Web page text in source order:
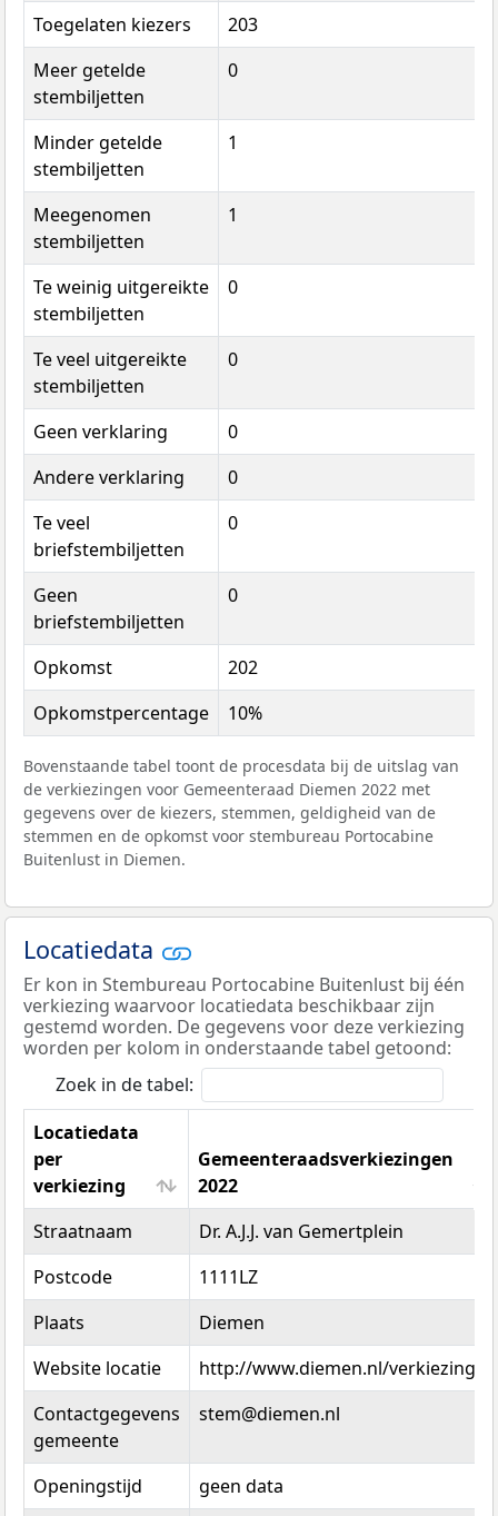
Toegelaten kiezers
203
Meer getelde
stembiljetten
0
Minder getelde
stembiljetten
1
Meegenomen
stembiljetten
1
Te weinig uitgereikte
stembiljetten
0
Te veel uitgereikte
stembiljetten
0
Geen verklaring
0
Andere verklaring
0
Te veel
briefstembiljetten
0
Geen
briefstembiljetten
0
Opkomst
202
Opkomstpercentage
10%
Bovenstaande tabel toont de procesdata bij de uitslag van
de verkiezingen voor Gemeenteraad Diemen 2022 met
gegevens over de kiezers, stemmen, geldigheid van de
stemmen en de opkomst voor stembureau Portocabine
Buitenlust in Diemen.
Locatiedata
Er kon in Stembureau Portocabine Buitenlust bij één
verkiezing waarvoor locatiedata beschikbaar zijn
gestemd worden. De gegevens voor deze verkiezing
worden per kolom in onderstaande tabel getoond:
Zoek in de tabel:
Locatiedata
per
verkiezing
Gemeenteraadsverkiezingen
2022
Locatiedata
per
verkiezing
Gemeenteraadsverkiezingen
2022
Straatnaam
Dr. A.J.J. van Gemertplein
Postcode
1111LZ
Plaats
Diemen
Website locatie
http://www.diemen.nl/verkiezingen
Contactgegevens
gemeente
stem@diemen.nl
Openingstijd geen data